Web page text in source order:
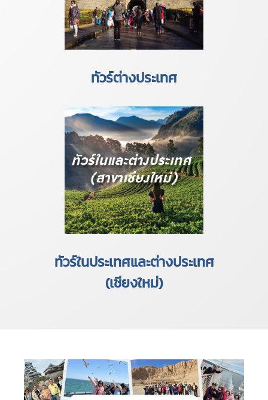
ทัวร์ต่างประเทศ
ทัวร์ในประเทศและต่างประเทศ
(เชียงใหม่)